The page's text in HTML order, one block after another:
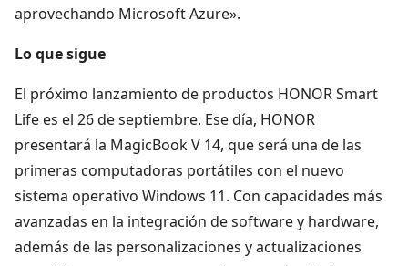
aprovechando Microsoft Azure».
Lo que sigue
El próximo lanzamiento de productos HONOR Smart
Life es el 26 de septiembre. Ese día, HONOR
presentará la MagicBook V 14, que será una de las
primeras computadoras portátiles con el nuevo
sistema operativo Windows 11. Con capacidades más
avanzadas en la integración de software y hardware,
además de las personalizaciones y actualizaciones